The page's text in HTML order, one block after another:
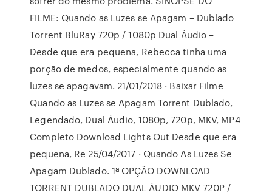
FILME: Quando as Luzes se Apagam – Dublado
Torrent BluRay 720p / 1080p Dual Áudio –
Desde que era pequena, Rebecca tinha uma
porção de medos, especialmente quando as
luzes se apagavam. 21/01/2018 · Baixar Filme
Quando as Luzes se Apagam Torrent Dublado,
Legendado, Dual Áudio, 1080p, 720p, MKV, MP4
Completo Download Lights Out Desde que era
pequena, Re 25/04/2017 · Quando As Luzes Se
Apagam Dublado. 1ª OPÇÃO DOWNLOAD
TORRENT DUBLADO DUAL ÁUDIO MKV 720P /